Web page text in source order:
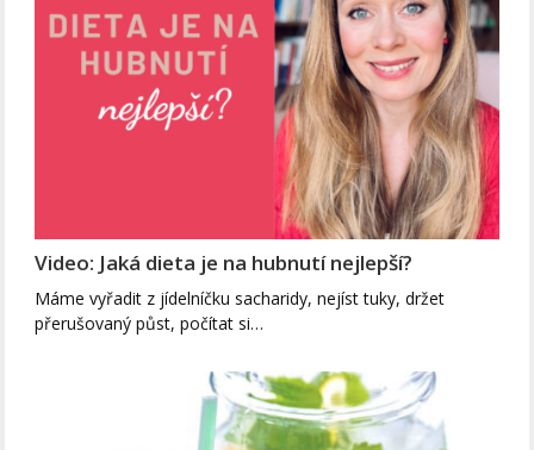
Video: Jaká dieta je na hubnutí nejlepší?
Máme vyřadit z jídelníčku sacharidy, nejíst tuky, držet
přerušovaný půst, počítat si…